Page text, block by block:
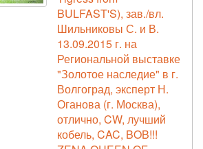
BULFAST'S), зав./вл.
Шильниковы С. и В.
13.09.2015 г. на
Региональной выставке
"Золотое наследие" в г.
Волгоград, эксперт Н.
Оганова (г. Москва),
отлично, CW, лучший
кобель, CAC, BOB!!!